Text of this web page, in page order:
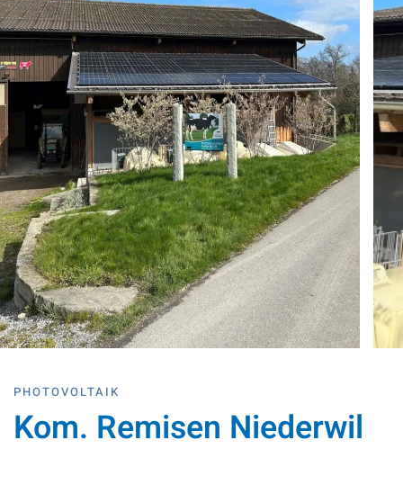
PHOTOVOLTAIK
Kom. Remisen Niederwil